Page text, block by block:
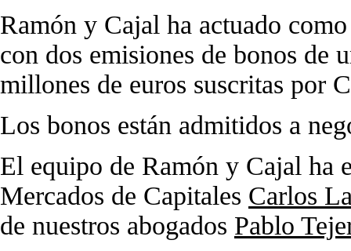
Ramón y Cajal ha actuado
con dos emisiones de bonos de
millones de euros suscritas por
Los bonos están admitidos a
El equipo de Ramón y Cajal ha
Mercados de Capitales Carlos
de nuestros abogados Pablo